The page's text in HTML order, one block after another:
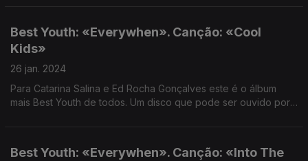
Best Youth: «Everywhen». Canção: «Cool
Kids»
26 jan. 2024
Para Catarina Salina e Ed Rocha Gonçalves este é o álbum
mais Best Youth de todos. Um disco que pode ser ouvido por
Best Youth: «Everywhen». Canção: «Into The